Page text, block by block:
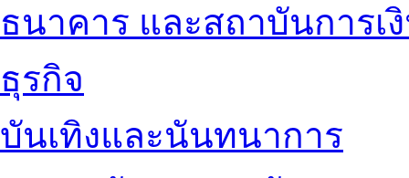
ธนาคาร และสถาบันการเ
ธุรกิจ
บันเทิงและนันทนาการ